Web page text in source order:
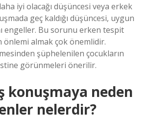
iyi olacağı düşüncesi veya erkek
geç kaldığı düşüncesi, uygun
engeller. Bu sorunu erken tespit
önlemi almak çok önemlidir.
şüphelenilen çocukların
görünmeleri önerilir.
konuşmaya neden
nelerdir?